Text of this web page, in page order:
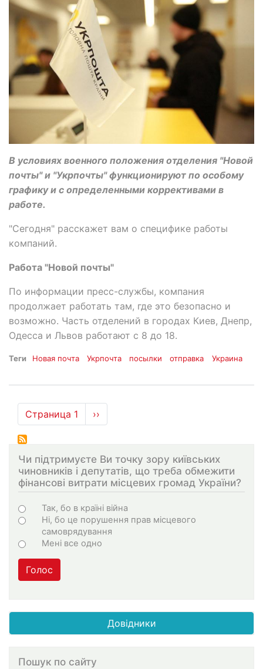
В условиях военного положения отделения "Новой
почты" и "Укрпочты" функционируют по особому
графику и с определенными коррективами в
работе.
"Сегодня" расскажет вам о специфике работы
компаний.
Работа "Новой почты"
По информации пресс-службы, компания
продолжает работать там, где это безопасно и
возможно. Часть отделений в городах Киев, Днепр,
Одесса и Львов работают с 8 до 18.
Теги Новая почта Укрпочта посылки отправка Украина
Нумерация
страниц
Страница 1
Следующая
страница
››
Чи підтримуєте Ви точку зору київських
чиновників і депутатів, що треба обмежити
фінансові витрати місцевих громад України?
Choices
Так, бо в країні війна
Ні, бо це порушення прав місцевого
самоврядування
Мені все одно
Голос
Довідники
Пошук по сайту